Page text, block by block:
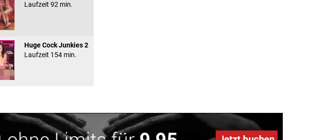
Laufzeit 92 min.
Huge Cock Junkies 2
Laufzeit 154 min.